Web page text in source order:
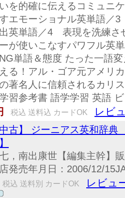
を的確に伝えるコミュニ
エモーショナル英単語／
英単語／4 表現を洗練
が使いこなすパワフル英
単語＆態度 たった一語
る！アル・ゴア元アメリ
著名人に信頼されるカリ
習参考書 語学学習 英語
税込 送料込 カードOK レビ
古】 ジーニアス英和辞
，南出康世【編集主幹】
発売年月日：2006/12/
税込 送料別 カードOK レビュ